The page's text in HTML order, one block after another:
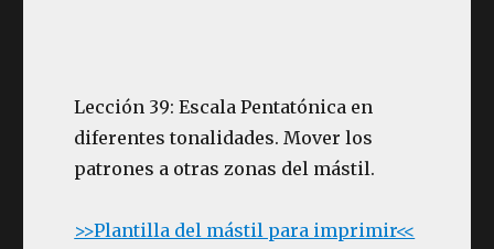
Lección 39: Escala Pentatónica en
diferentes tonalidades. Mover los
patrones a otras zonas del mástil.
>>Plantilla del mástil para imprimir<<